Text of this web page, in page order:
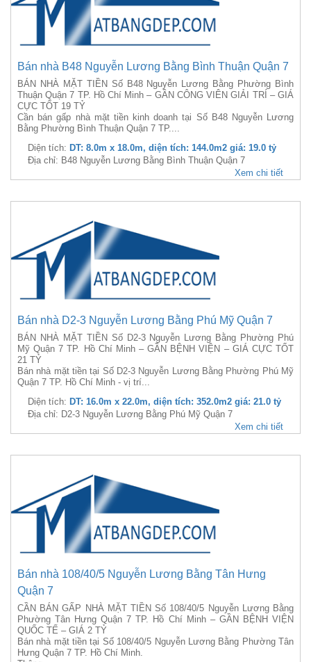
Bán nhà B48 Nguyễn Lương Bằng Bình Thuận Quận 7
BÁN NHÀ MẶT TIỀN Số B48 Nguyễn Lương Bằng Phường Bình
Thuận Quận 7 TP. Hồ Chí Minh – GẦN CÔNG VIÊN GIẢI TRÍ – GIÁ
CỰC TỐT 19 TỶ
Cần bán gấp nhà mặt tiền kinh doanh tại Số B48 Nguyễn Lương
Bằng Phường Bình Thuận Quận 7 TP....
Diện tích: DT: 8.0m x 18.0m, diện tích: 144.0m2 giá: 19.0 tỷ
Địa chỉ: B48 Nguyễn Lương Bằng Bình Thuận Quận 7
Xem chi tiết
Bán nhà D2-3 Nguyễn Lương Bằng Phú Mỹ Quận 7
BÁN NHÀ MẶT TIỀN Số D2-3 Nguyễn Lương Bằng Phường Phú
Mỹ Quận 7 TP. Hồ Chí Minh – GẦN BỆNH VIỆN – GIÁ CỰC TỐT
21 TỶ
Bán nhà mặt tiền tại Số D2-3 Nguyễn Lương Bằng Phường Phú Mỹ
Quận 7 TP. Hồ Chí Minh - vị trí...
Diện tích: DT: 16.0m x 22.0m, diện tích: 352.0m2 giá: 21.0 tỷ
Địa chỉ: D2-3 Nguyễn Lương Bằng Phú Mỹ Quận 7
Xem chi tiết
Bán nhà 108/40/5 Nguyễn Lương Bằng Tân Hưng
Quận 7
CẦN BÁN GẤP NHÀ MẶT TIỀN Số 108/40/5 Nguyễn Lương Bằng
Phường Tân Hưng Quận 7 TP. Hồ Chí Minh – GẦN BỆNH VIỆN
QUỐC TẾ – GIÁ 2 TỶ
Bán nhà mặt tiền tại Số 108/40/5 Nguyễn Lương Bằng Phường Tân
Hưng Quận 7 TP. Hồ Chí Minh.